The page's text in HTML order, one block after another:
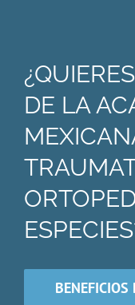
DE LA
BENEFICIOS